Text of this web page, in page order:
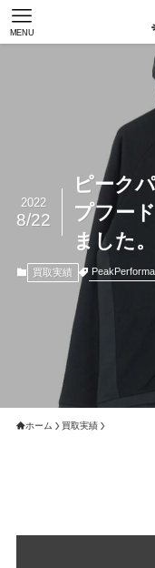
MENU
ピーク
プフー
ました。
2022
8/22
買取実績
ホーム 買取実績